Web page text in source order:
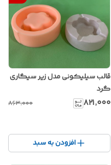
قالب سیلیکونی مدل زیر سیگاری
گرد
۸۲۱٬۰۰۰ ۸۶۳٬۰۰۰
افزودن به سبد